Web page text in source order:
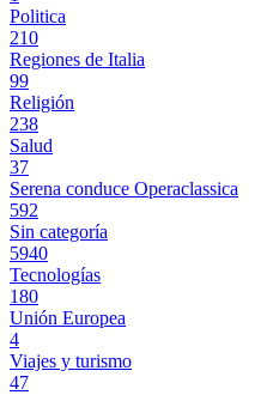
Politica
210
Regiones de Italia
99
Religión
238
Salud
37
Serena conduce Operaclassica
592
Sin categoría
5940
Tecnologías
180
Unión Europea
4
Viajes y turismo
47